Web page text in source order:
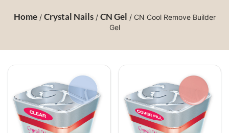
Home/ Crystal Nails/ CN Gel / CN Cool Remove Builder
Gel